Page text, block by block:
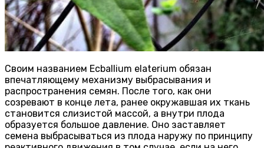
Своим названием Ecballium elaterium обязан
впечатляющему механизму выбрасывания и
распространения семян. После того, как они
созревают в конце лета, ранее окружавшая их ткань
становится слизистой массой, а внутри плода
образуется большое давление. Оно заставляет
семена выбрасываться из плода наружу по принципу